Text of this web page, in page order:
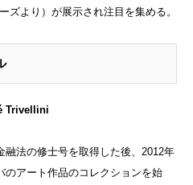
ズより）が展示され注目を集める。
Trivellini
融法の修士号を取得した後、2012年
のアート作品のコレクションを始